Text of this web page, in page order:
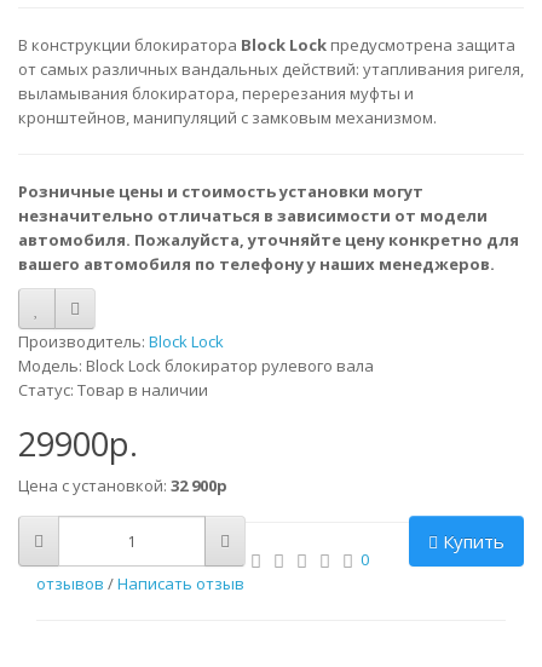
В конструкции блокиратора Block Lock предусмотрена защита
от самых различных вандальных действий: утапливания ригеля,
выламывания блокиратора, перерезания муфты и
кронштейнов, манипуляций с замковым механизмом.
Розничные цены и стоимость установки могут
незначительно отличаться в зависимости от модели
автомобиля. Пожалуйста, уточняйте цену конкретно для
вашего автомобиля по телефону у наших менеджеров.
Производитель: Block Lock
Модель: Block Lock блокиратор рулевого вала
Статус: Товар в наличии
29900р.
Цена с установкой: 32 900р
Купить
0
отзывов /Написать отзыв